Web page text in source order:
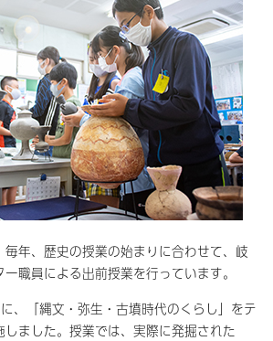
年、歴史の授業の始まりに合わせて、岐
職員による出前授業を行っています。
、「縄文・弥生・古墳時代のくらし」をテ
ました。授業では、実際に発掘された